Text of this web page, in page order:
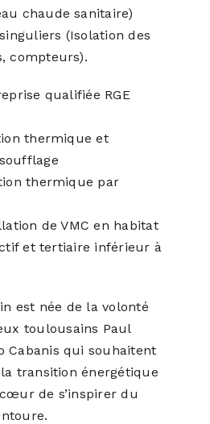
chaude sanitaire)
(Isolation des
compteurs).
qualifiée RGE
thermique et
thermique par
de VMC en habitat
et tertiaire inférieur à
est née de la volonté
toulousains Paul
Cabanis qui souhaitent
transition énergétique
de s’inspirer du